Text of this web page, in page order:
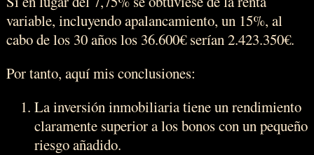
variable, incluyendo apalancamiento, un 15%, al
cabo de los 30 años los 36.600€ serían 2.423.350€.
Por tanto, aquí mis conclusiones:
La inversión inmobiliaria tiene un rendimiento
claramente superior a los bonos con un pequeño
riesgo añadido.